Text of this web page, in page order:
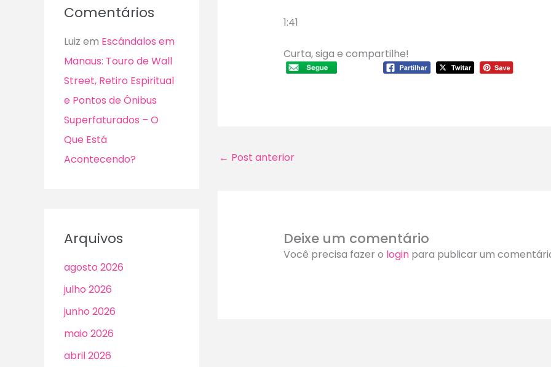
Comentários
Luiz em Escândalos em
Manaus: Touro de Wall
Street, Retiro Espiritual
e Pontos de Ônibus
Superfaturados – O
Que Está
Acontecendo?
Arquivos
agosto 2026
julho 2026
junho 2026
maio 2026
abril 2026
1:41
Curta, siga e compartilhe!
← Post anterior
Deixe um comentário
Você precisa fazer o login para publicar um